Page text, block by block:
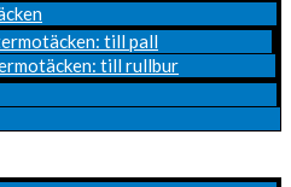
till pall
till rullbur